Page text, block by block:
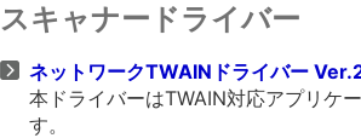
スキャナードライバー
ネットワークTWAINドライバー
本ドライバーはTWAIN対応アプリケ
す。